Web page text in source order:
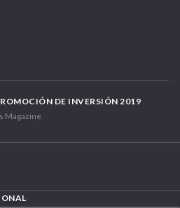
DE INVERSIÓN 2019
Magazine